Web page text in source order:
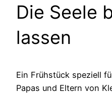
Die Seele
lassen
Ein Frühstück speziell
Papas und Eltern von